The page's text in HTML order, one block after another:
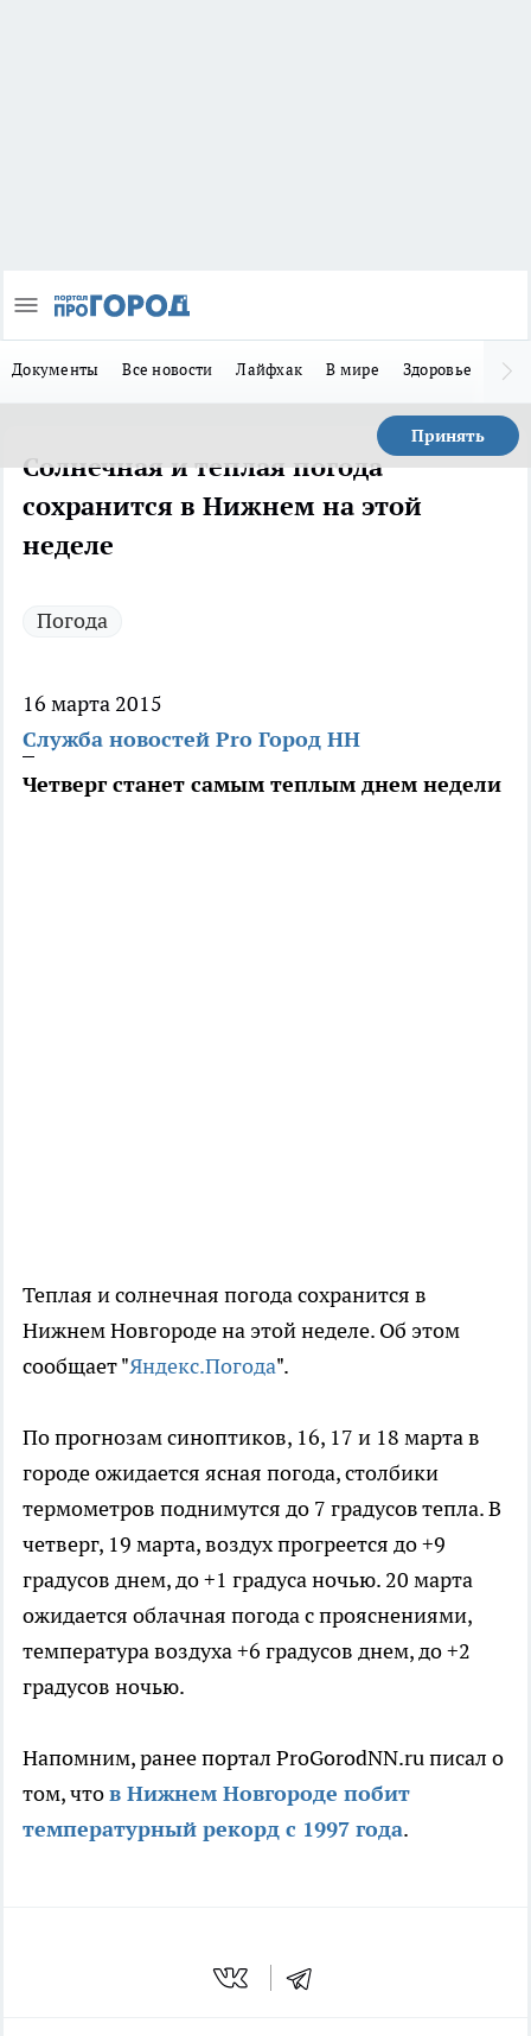
Документы Все новости Лайфхак В мире Здоровье
Принять
Солнечная и теплая погода
сохранится в Нижнем на этой
неделе
Погода
16 марта 2015
Служба новостей Pro Город НН
Четверг станет самым теплым днем недели
Теплая и солнечная погода сохранится в
Нижнем Новгороде на этой неделе. Об этом
сообщает "Яндекс.Погода".
По прогнозам синоптиков, 16, 17 и 18 марта в
городе ожидается ясная погода, столбики
термометров поднимутся до 7 градусов тепла. В
четверг, 19 марта, воздух прогреется до +9
градусов днем, до +1 градуса ночью. 20 марта
ожидается облачная погода с прояснениями,
температура воздуха +6 градусов днем, до +2
градусов ночью.
Напомним, ранее портал ProGorodNN.ru писал о
том, чтов Нижнем Новгороде побит
температурный рекорд с 1997 года.